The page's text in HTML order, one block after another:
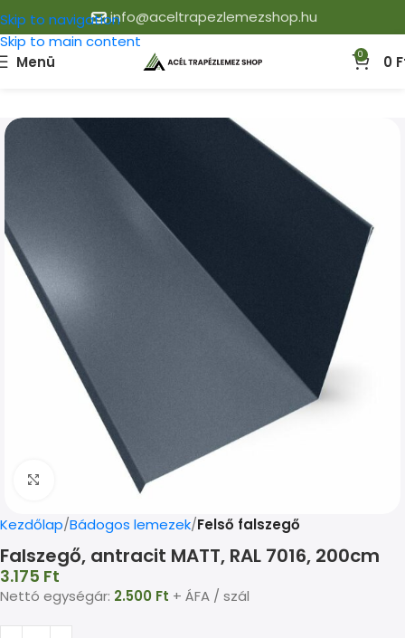
Skip to navigation
Skip to main content
info@aceltrapezlemezshop.hu
Menü 0 0
Kép nagyítása
Kezdőlap Bádogos lemezek Felső falszegő
Falszegő, antracit MATT, RAL 7016, 200cm
3.175 Ft
Nettó egységár: 2.500 Ft + ÁFA / szál